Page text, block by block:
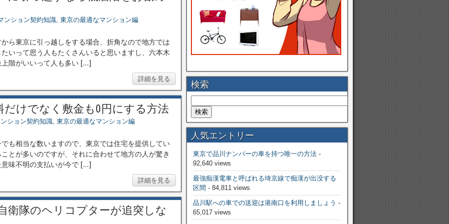
ンション契約知識, 東京の最適なマンション編
ら東京に引っ越しをする場合、折角なので地方では
いって思う人もたくさんいると思いますし、六本木
階がいいって人も多い […]
詳細を見る
だけでなく敷金も0円にする方法
ション契約知識, 東京の最適なマンション編
も相当な数いますので、東京では住宅を提供してい
とが多いのですが、それに合わせて地方の人が驚き
味不明の支払いが今で […]
詳細を見る
衛隊のヘリコプターが追突しな
検索
人気エントリー
東京で品川ナンバーの車を持つ唯一の方法-
92,640 views
最強痴漢電車と呼ばれる埼京線で痴漢が出没する
区間 - 84,811 views
品川駅への車での送迎は港南口を利用しましょう -
65,017 views